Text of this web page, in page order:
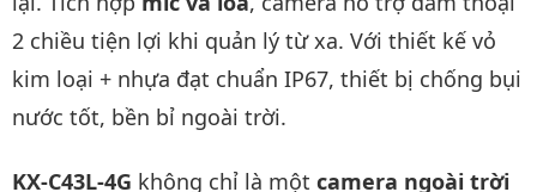
2 chiều tiện lợi khi quản lý từ xa. Với thiết kế vỏ
kim loại + nhựa đạt chuẩn IP67, thiết bị chống bụi
nước tốt, bền bỉ ngoài trời.
KX-C43L-4G không chỉ là một camera ngoài trời